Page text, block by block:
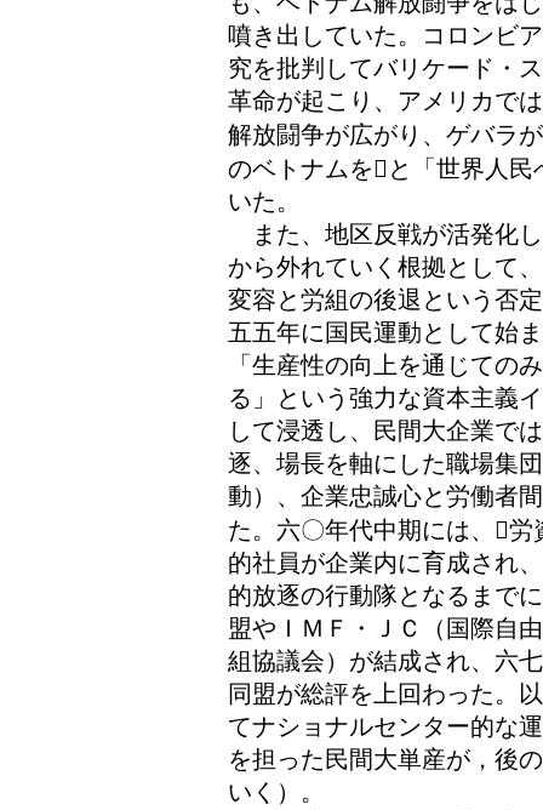
噴き出していた。コロンビ
究を批判してバリケード・
革命が起こり、アメリカで
解放闘争が広がり、ゲバラ
のベトナムをと「世界人
いた。
また、地区反戦が活発化
から外れていく根拠として
変容と労組の後退という否
五五年に国民運動として始
「生産性の向上を通じての
る」という強力な資本主義
して浸透し、民間大企業で
逐、場長を軸にした職場集
動）、企業忠誠心と労働者
た。六〇年代中期には、
的社員が企業内に育成され
的放逐の行動隊となるまで
盟やＩＭＦ・ＪＣ（国際自
組協議会）が結成され、六
同盟が総評を上回わった。
てナショナルセンター的な
を担った民間大単産が，後
いく）。